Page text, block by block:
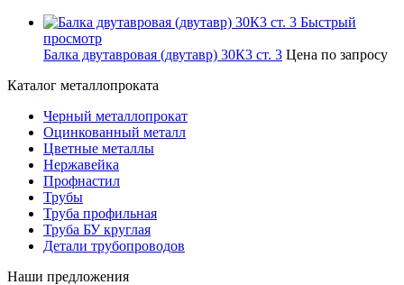
Быстрый
просмотр
Балка двутавровая (двутавр) 30К3 ст. 3 Цена по запросу
Каталог металлопроката
Черный металлопрокат
Оцинкованный металл
Цветные металлы
Нержавейка
Профнастил
Трубы
Труба профильная
Труба БУ круглая
Детали трубопроводов
Наши предложения